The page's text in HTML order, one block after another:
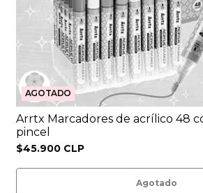
AGOTADO
Arrtx Marcadores de acrílico 48
pincel
$45.900 CLP
Agotado